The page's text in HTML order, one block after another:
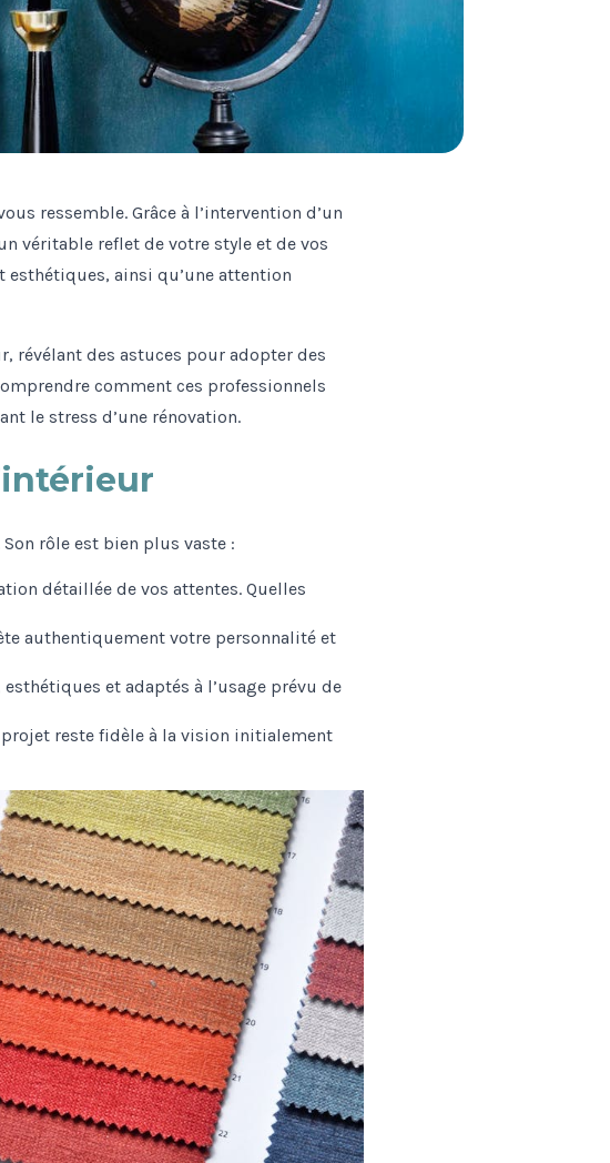
ressemble. Grâce à l’intervention d’un
véritable reflet de votre style et de vos
esthétiques, ainsi qu’une attention
révélant des astuces pour adopter des
comment ces professionnels
le stress d’une rénovation.
rôle est bien plus vaste :
détaillée de vos attentes. Quelles
authentiquement votre personnalité et
et adaptés à l’usage prévu de
reste fidèle à la vision initialement